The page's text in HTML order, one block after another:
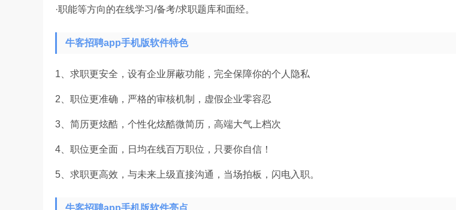
·职能等方向的在线学习/备考/求职题库和面经。
牛客招聘app手机版软件特色
1、求职更安全，设有企业屏蔽功能，完全保障你的个人隐私
2、职位更准确，严格的审核机制，虚假企业零容忍
3、简历更炫酷，个性化炫酷微简历，高端大气上档次
4、职位更全面，日均在线百万职位，只要你自信！
5、求职更高效，与未来上级直接沟通，当场拍板，闪电入职。
牛客招聘app手机版软件亮点